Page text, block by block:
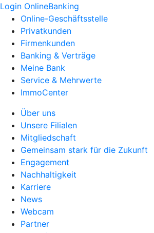
Login OnlineBanking
Online-Geschäftsstelle
Privatkunden
Firmenkunden
Banking & Verträge
Meine Bank
Service & Mehrwerte
ImmoCenter
Über uns
Unsere Filialen
Mitgliedschaft
Gemeinsam stark für die Zukunft
Engagement
Nachhaltigkeit
Karriere
News
Webcam
Partner